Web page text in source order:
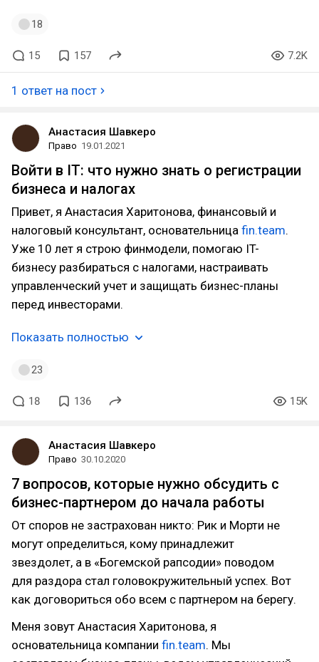
18
15 157 7.2K
1 ответ на пост
Анастасия Шавкеро
Право 19.01.2021
Войти в IT: что нужно знать о регистрации
бизнеса и налогах
Привет, я Анастасия Харитонова, финансовый и
налоговый консультант, основательница fin.team.
Уже 10 лет я строю финмодели, помогаю IT-
бизнесу разбираться с налогами, настраивать
управленческий учет и защищать бизнес-планы
перед инвесторами.
Показать полностью
23
18 136 15K
Анастасия Шавкеро
Право 30.10.2020
7 вопросов, которые нужно обсудить с
бизнес-партнером до начала работы
От споров не застрахован никто: Рик и Морти не
могут определиться, кому принадлежит
звездолет, а в «Богемской рапсодии» поводом
для раздора стал головокружительный успех. Вот
как договориться обо всем с партнером на берегу.
Меня зовут Анастасия Харитонова, я
основательница компании fin.team. Мы